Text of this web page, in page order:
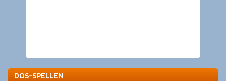
DOS-SPELLEN